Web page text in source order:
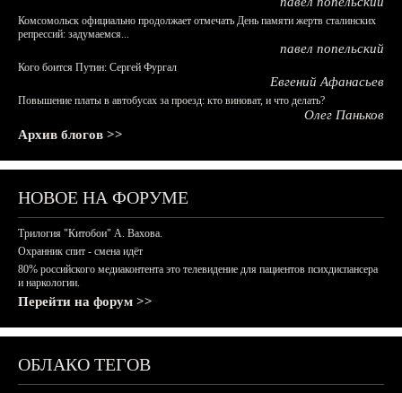
Комсомольск официально продолжает отмечать День памяти жертв сталинских
репрессий: задумаемся...
павел попельский
Кого боится Путин: Сергей Фургал
Евгений Афанасьев
Повышение платы в автобусах за проезд: кто виноват, и что делать?
Олег Паньков
Архив блогов >>
НОВОЕ НА ФОРУМЕ
Трилогия "Китобои" А. Вахова.
Охранник спит - смена идёт
80% российского медиаконтента это телевидение для пациентов психдиспансера
и наркологии.
Перейти на форум >>
ОБЛАКО ТЕГОВ